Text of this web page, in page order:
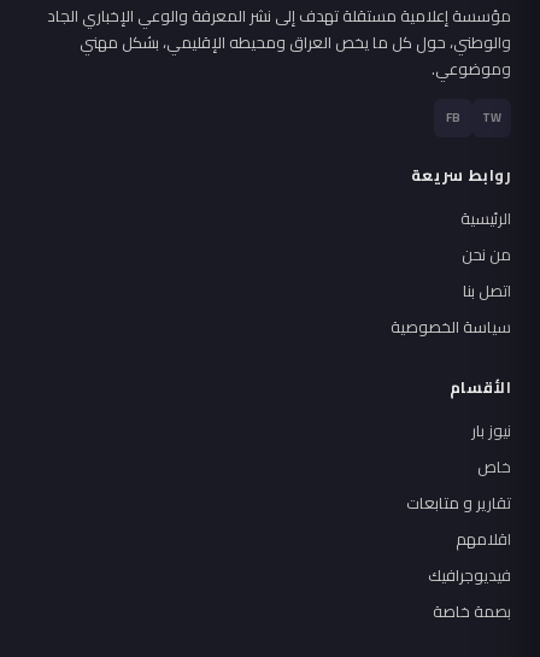
مؤسسة إعلامية مستقلة تهدف إلى نشر المعرفة والوعي الإخباري الجاد
والوطني، حول كل ما يخص العراق ومحيطه الإقليمي، بشكل مهني
وموضوعي.
TW
FB
روابط سريعة
الرئيسية
من نحن
اتصل بنا
سياسة الخصوصية
الأقسام
نيوز بار
خاص
تقارير و متابعات
اقلامهم
فيديوجرافيك
بصمة خاصة